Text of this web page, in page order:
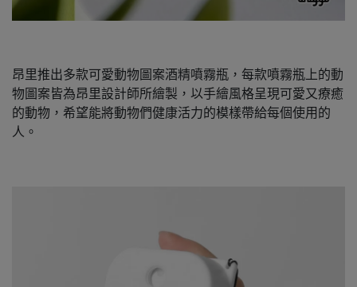
昂里推出多款可愛動物圖案酒精噴霧瓶，每款噴霧瓶上的動
物圖案皆為昂里設計師所繪製，以手繪風格呈現可愛又療癒
的動物，希望能將動物們健康活力的模樣帶給每個使用的
人。